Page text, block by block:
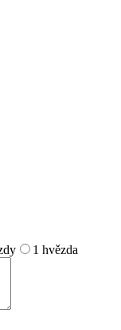
1 hvězda